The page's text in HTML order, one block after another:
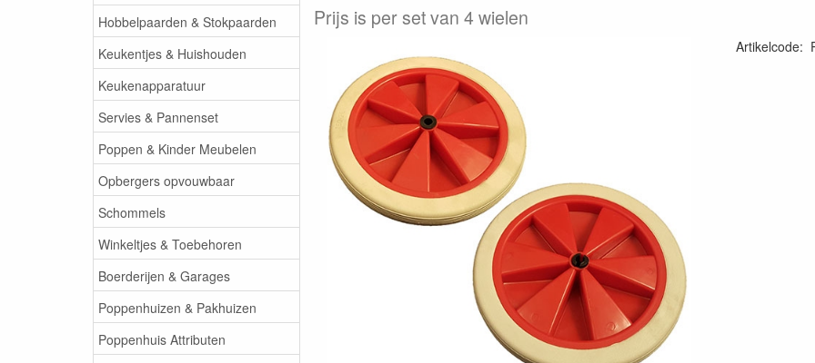
Hobbelpaarden & Stokpaarden
Keukentjes & Huishouden
Keukenapparatuur
Servies & Pannenset
Poppen & Kinder Meubelen
Opbergers opvouwbaar
Schommels
Winkeltjes & Toebehoren
Boerderijen & Garages
Poppenhuizen & Pakhuizen
Poppenhuis Attributen
Prijs is per set van 4 wielen
Artikelcode: